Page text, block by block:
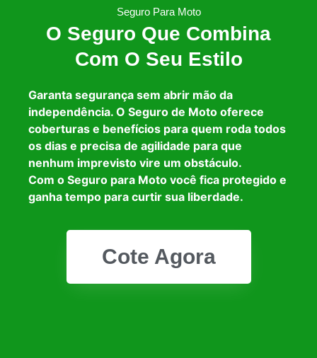
Seguro Para Moto
O Seguro Que Combina
Com O Seu Estilo
Garanta segurança sem abrir mão da
independência. O Seguro de Moto oferece
coberturas e benefícios para quem roda todos
os dias e precisa de agilidade para que
nenhum imprevisto vire um obstáculo.
Com o Seguro para Moto você fica protegido e
ganha tempo para curtir sua liberdade.
Cote Agora